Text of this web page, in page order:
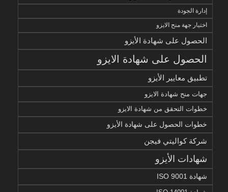
إدارة الجودة
اختيار جهة منح الايزو
الحصول على شهادة الأيزو
الحصول على شهادة الايزو
تطبيق معايير الأيزو
جهات منح شهادة الايزو
خطوات التحقق من شهادة الايزو
خطوات الحصول على شهادة الأيزو
شركة كواليتي فيجن
شهادات الأيزو
شهادة ISO 9001